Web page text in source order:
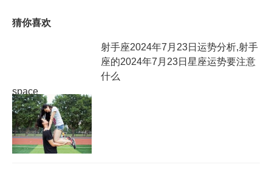
猜你喜欢
space
射手座2024年7月23日运势分析,射手
座的2024年7月23日星座运势要注意
什么